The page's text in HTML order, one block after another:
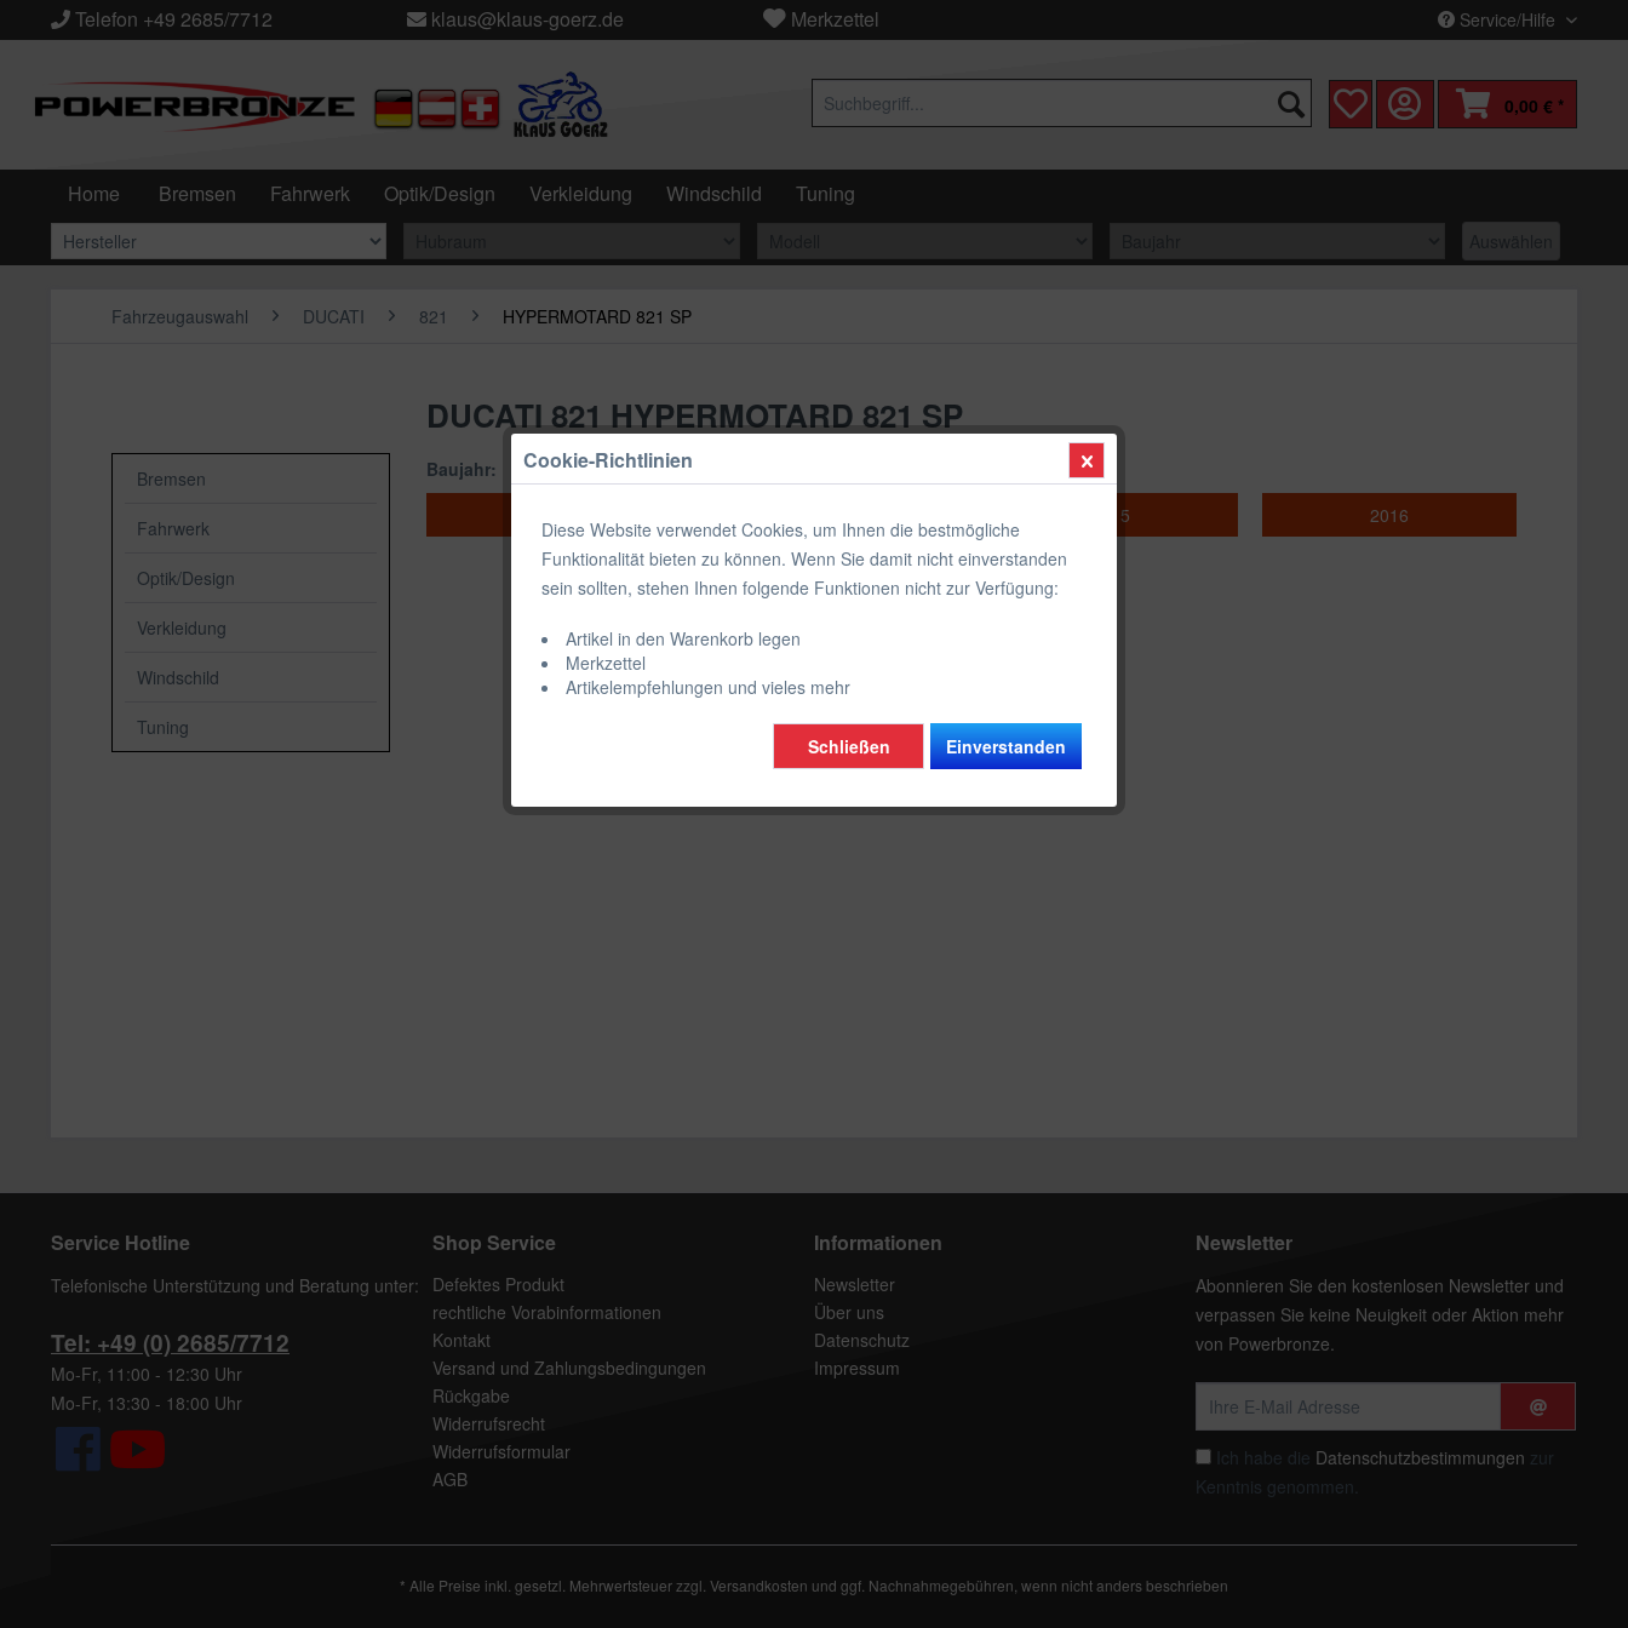
Service/Hilfe
Telefon +49 2685/7712 klaus@klaus-goerz.de Merkzettel
0,00 € *
Home Bremsen Fahrwerk Optik/Design Verkleidung Windschild Tuning
Auswählen
Fahrzeugauswahl DUCATI 821 HYPERMOTARD 821 SP
Bremsen
Fahrwerk
Optik/Design
Verkleidung
Windschild
Tuning
DUCATI 821 HYPERMOTARD 821 SP
Baujahr:
2015 2016
Service Hotline
Telefonische Unterstützung und Beratung unter:
Tel: +49 (0) 2685/7712
Mo-Fr, 11:00 - 12:30 Uhr
Mo-Fr, 13:30 - 18:00 Uhr
Shop Service
Defektes Produkt
rechtliche Vorabinformationen
Kontakt
Versand und Zahlungsbedingungen
Rückgabe
Widerrufsrecht
Widerrufsformular
AGB
Informationen
Newsletter
Über uns
Datenschutz
Impressum
Newsletter
Abonnieren Sie den kostenlosen Newsletter und
verpassen Sie keine Neuigkeit oder Aktion mehr
von Powerbronze.
Ich habe die Datenschutzbestimmungen zur
Kenntnis genommen.
* Alle Preise inkl. gesetzl. Mehrwertsteuer zzgl. Versandkosten und ggf. Nachnahmegebühren, wenn nicht anders beschrieben
Cookie-Richtlinien
Diese Website verwendet Cookies, um Ihnen die bestmögliche
Funktionalität bieten zu können. Wenn Sie damit nicht einverstanden
sein sollten, stehen Ihnen folgende Funktionen nicht zur Verfügung:
Artikel in den Warenkorb legen
Merkzettel
Artikelempfehlungen und vieles mehr
Einverstanden
Schließen